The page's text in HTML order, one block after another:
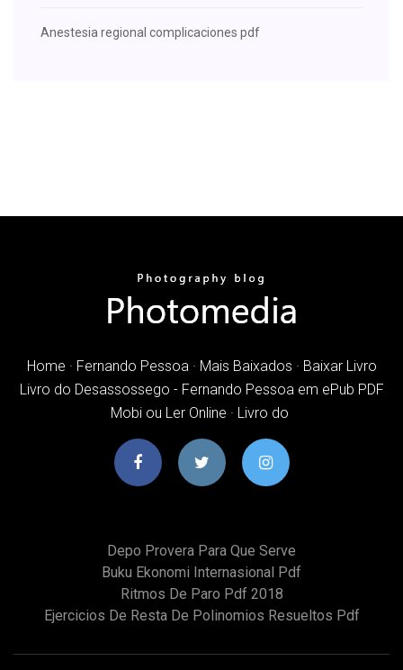
Anestesia regional complicaciones pdf
Home · Fernando Pessoa · Mais Baixados · Baixar Livro
Livro do Desassossego - Fernando Pessoa em ePub PDF
Mobi ou Ler Online · Livro do
Depo Provera Para Que Serve
Buku Ekonomi Internasional Pdf
Ritmos De Paro Pdf 2018
Ejercicios De Resta De Polinomios Resueltos Pdf